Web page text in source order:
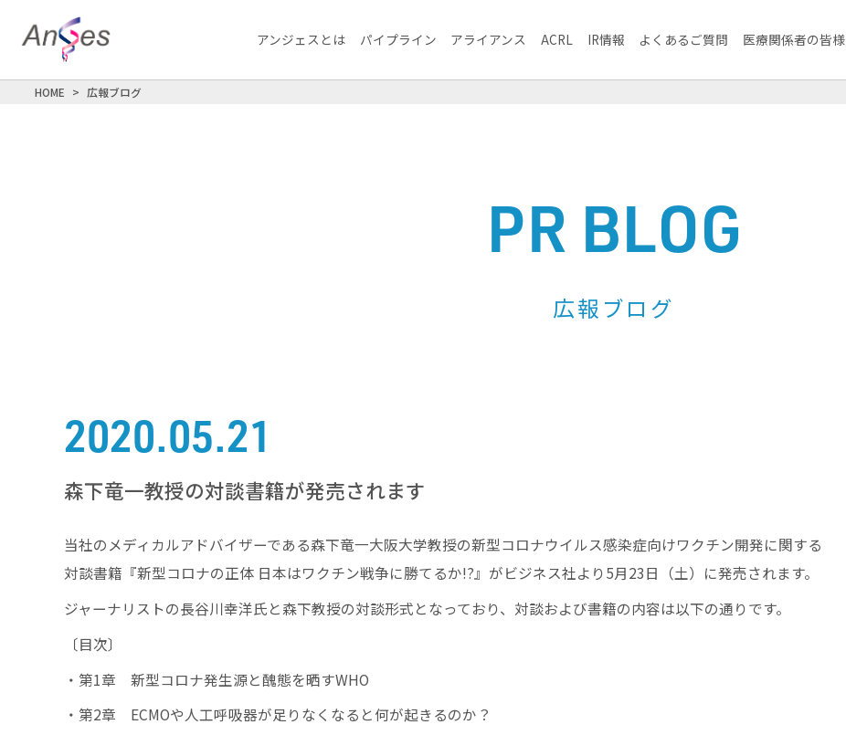
アンジェスとは パイプライン アライアンス ACRL IR情報 よくあるご質問 医療関係者の皆様
HOME 広報ブログ
PR BLOG
広報ブログ
2020.05.21
森下竜一教授の対談書籍が発売されます
当社のメディカルアドバイザーである森下竜一大阪大学教授の新型コロナウイルス感染症向けワクチン開発に関する
対談書籍『新型コロナの正体 日本はワクチン戦争に勝てるか!?』がビジネス社より5月23日（土）に発売されます。
ジャーナリストの長谷川幸洋氏と森下教授の対談形式となっており、対談および書籍の内容は以下の通りです。
〔目次〕
・第1章 新型コロナ発生源と醜態を晒すWHO
・第2章 ECMOや人工呼吸器が足りなくなると何が起きるのか？